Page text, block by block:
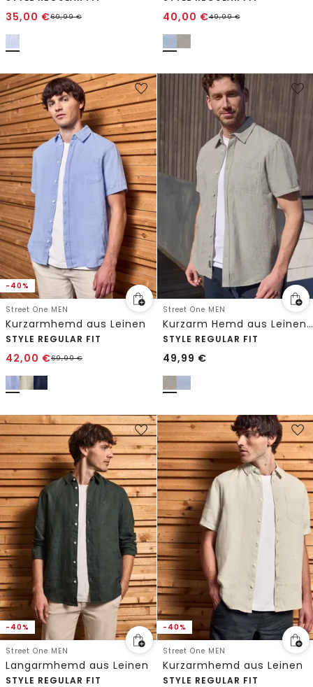
35,00 €69,99€ 40,00 €49,99€
-40%
Street One MEN
Kurzarmhemd aus Leinen
STYLE REGULAR FIT
42,00 €69,99€
Street One MEN
Kurzarm Hemd aus Leinenmix
STYLE REGULAR FIT
49,99 €
-40%
Street One MEN
Langarmhemd aus Leinen
STYLE REGULAR FIT
-40%
Street One MEN
Kurzarmhemd aus Leinen
STYLE REGULAR FIT